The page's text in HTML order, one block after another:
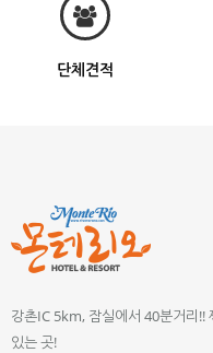
단체견적
강촌IC 5km, 잠실에서 40분거리!!
있는 곳!